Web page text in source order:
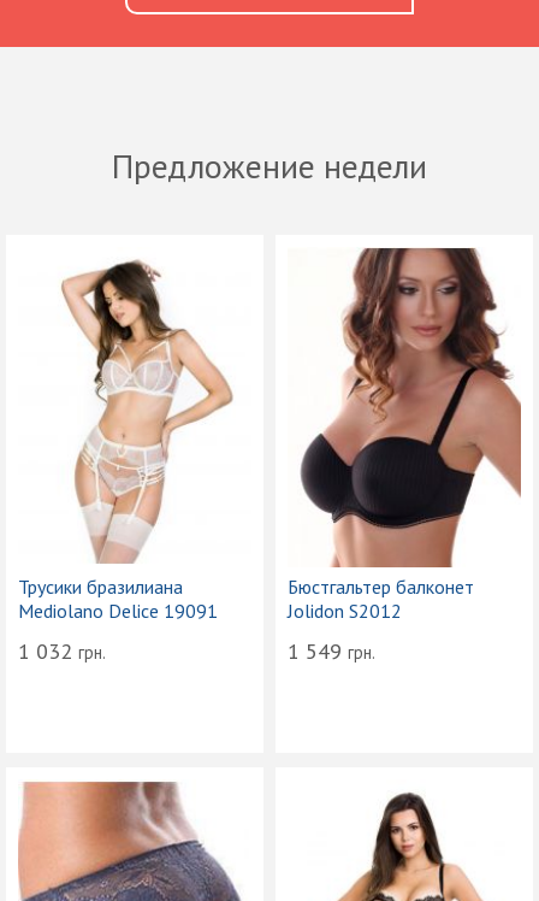
Предложение недели
Трусики бразилиана
Mediolano Delice 19091
1 032 грн.
Бюстгальтер балконет
Jolidon S2012
1 549 грн.